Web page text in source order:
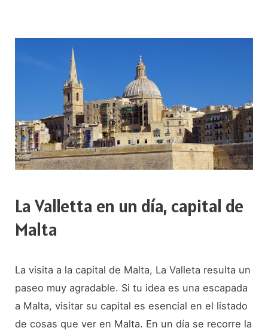
La Valletta en un día, capital de
Malta
La visita a la capital de Malta, La Valleta resulta un
paseo muy agradable. Si tu idea es una escapada
a Malta, visitar su capital es esencial en el listado
de cosas que ver en Malta. En un día se recorre la